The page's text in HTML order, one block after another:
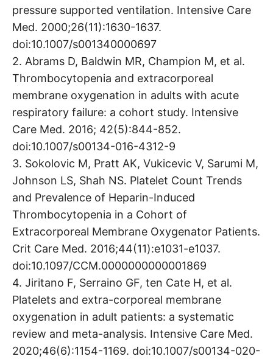
pressure supported ventilation. Intensive Care
Med. 2000;26(11):1630-1637.
doi:10.1007/s001340000697
2. Abrams D, Baldwin MR, Champion M, et al.
Thrombocytopenia and extracorporeal
membrane oxygenation in adults with acute
respiratory failure: a cohort study. Intensive
Care Med. 2016; 42(5):844-852.
doi:10.1007/s00134-016-4312-9
3. Sokolovic M, Pratt AK, Vukicevic V, Sarumi M,
Johnson LS, Shah NS. Platelet Count Trends
and Prevalence of Heparin-Induced
Thrombocytopenia in a Cohort of
Extracorporeal Membrane Oxygenator Patients.
Crit Care Med. 2016;44(11):e1031-e1037.
doi:10.1097/CCM.0000000000001869
4. Jiritano F, Serraino GF, ten Cate H, et al.
Platelets and extra-corporeal membrane
oxygenation in adult patients: a systematic
review and meta-analysis. Intensive Care Med.
2020;46(6):1154-1169. doi:10.1007/s00134-020-